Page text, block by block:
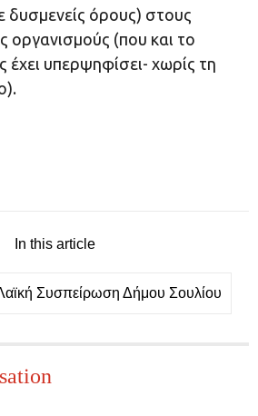
δυσμενείς όρους) στους
οργανισμούς (που και το
έχει υπερψηφίσει- χωρίς τη
In this article
Συσπείρωση Δήμου Σουλίου